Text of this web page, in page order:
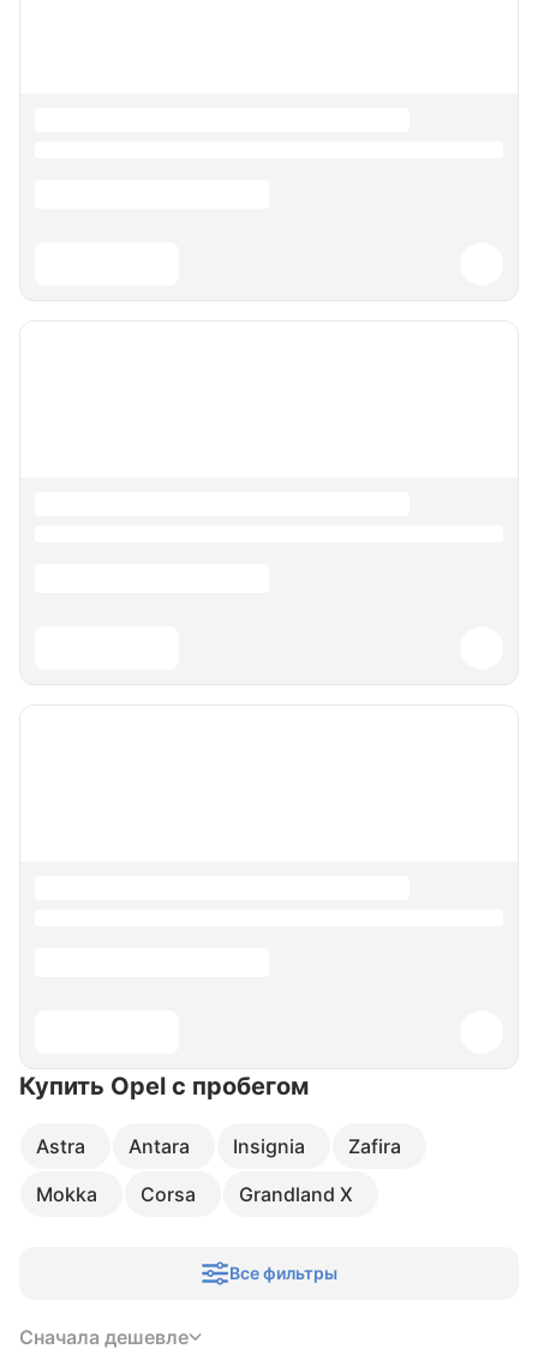
Купить Opel с пробегом
Astra Antara Insignia
Zafira
Mokka
Corsa Grandland X
Все фильтры
Сначала дешевле